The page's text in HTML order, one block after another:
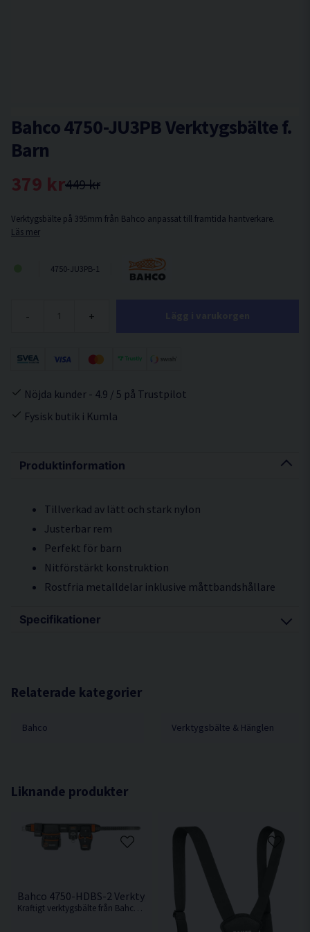
Produktinformation
Tillverkad av lätt och stark nylon
Justerbar rem
Perfekt för barn
Nitförstärkt konstruktion
Rostfria metalldelar inklusive måttbandshållare
Specifikationer
Relaterade kategorier
Bahco Verktygsbälte & Hänglen
Bahco 4750-JU3PB Verktygsbälte f.
Barn
449 kr
379 kr
Verktygsbälte på 395mm från Bahco anpassat till framtida hantverkare.
Läs mer
4750-JU3PB-1
- +
Nöjda kunder - 4.9 / 5 på Trustpilot
Fysisk butik i Kumla
Liknande produkter
Bahco 4750-HDBS-2 Verktygsbälte
Kraftigt verktygsbälte från Bahco med flyttbara fickor.